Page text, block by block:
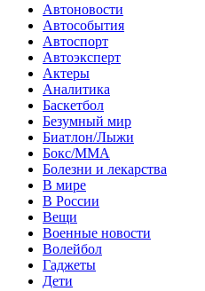
Автоновости
Автособытия
Автоспорт
Автоэксперт
Актеры
Аналитика
Баскетбол
Безумный мир
Биатлон/Лыжи
Бокс/MMA
Болезни и лекарства
В мире
В России
Вещи
Военные новости
Волейбол
Гаджеты
Дети